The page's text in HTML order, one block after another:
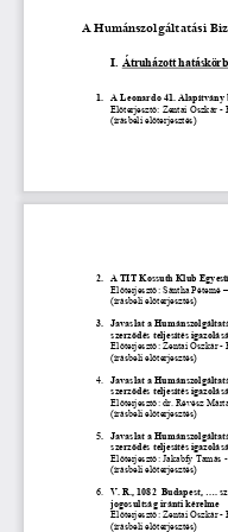
A Humánszolgáltatási
I. Átruházott
1.
A Leonardo 41. Alapítvány
Előterjesztő: Zentai Oszkár -
(írásbeli előterjesztés)
2.
A TIT Kossuth Klub
Előterjesztő: Sántha Péterné
(írásbeli előterjesztés)
3.
Javaslat a
szerződés teljesítés
Előterjesztő: Zentai Oszkár -
(írásbeli előterjesztés)
4.
Javaslat a
szerződés teljesítés
Előterjesztő: dr. Révész Márta
(írásbeli előterjesztés)
5.
Javaslat a
szerződés teljesítés
Előterjesztő: Jakabfy Tamás
(írásbeli előterjesztés)
6. V. R., 1082 Budapest, ....
jogosultság iránti
Előterjesztő: Zentai Oszkár -
(írásbeli előterjesztés)